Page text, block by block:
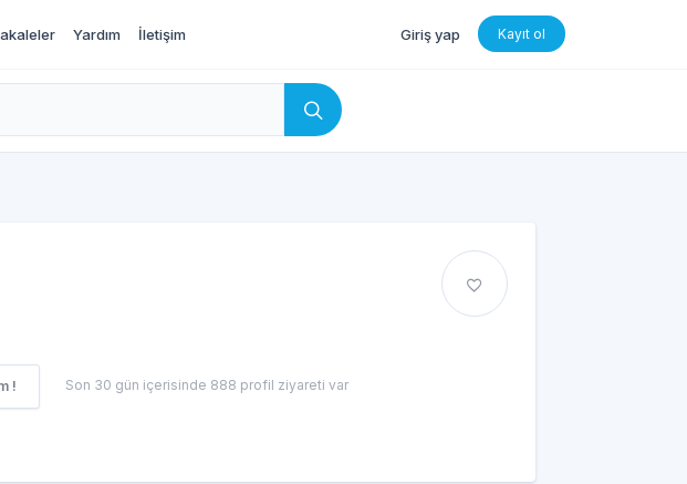
Giriş yap Kayıt ol
Yardım İletişim
! Son 30 gün içerisinde 888 profil ziyareti var